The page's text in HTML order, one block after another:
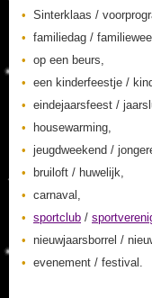
Sinterklaas /
familiedag /
op een beurs,
een kinderfeestje /
eindejaarsfeest /
housewarming,
jeugdweekend /
bruiloft / huwelijk,
carnaval,
sportclub /
nieuwjaarsborrel /
evenement / festival.